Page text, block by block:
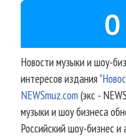
О
Новости музыки и шоу-
интересов издания
NEWSmuz.com(экс -
музыки и шоу бизнеса
Российский шоу-бизнес